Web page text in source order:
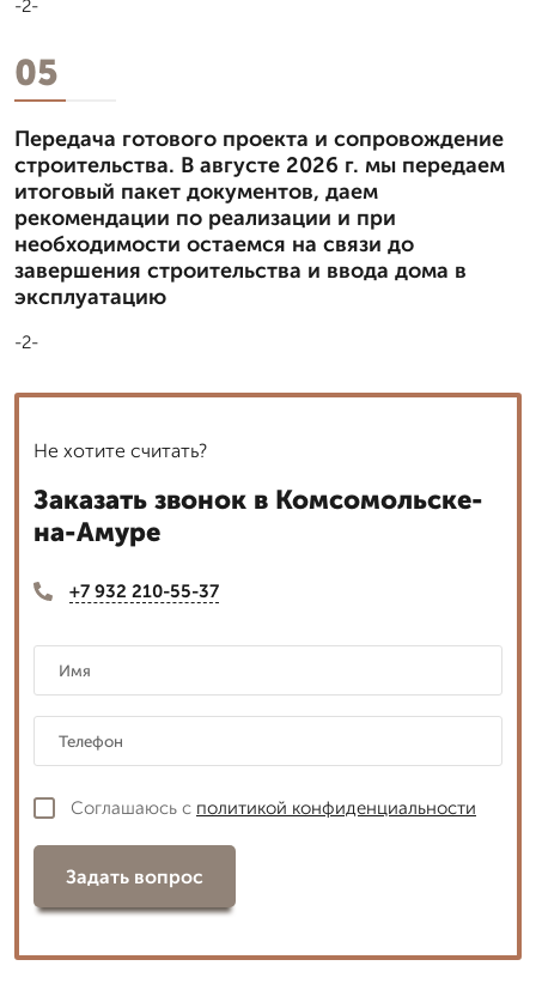
-2-
05
Передача готового проекта и сопровождение
строительства. В августе 2026 г. мы передаем
итоговый пакет документов, даем
рекомендации по реализации и при
необходимости остаемся на связи до
завершения строительства и ввода дома в
эксплуатацию
-2-
Не хотите считать?
Заказать звонок в Комсомольске-
на-Амуре
+7 932 210-55-37
Соглашаюсь с политикой конфиденциальности
Задать вопрос